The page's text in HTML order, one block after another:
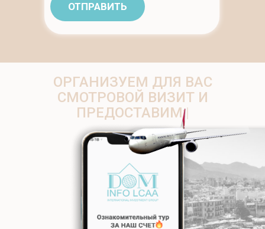
ОТПРАВИТЬ
ОРГАНИЗУЕМ ДЛЯ ВАС
СМОТРОВОЙ ВИЗИТ И
ПРЕДОСТАВИМ:|